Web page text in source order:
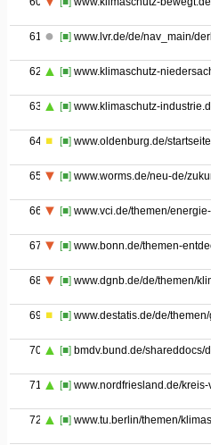
61 [■] www.lvr.de/de/nav_main/
62 [■] www.klimaschutz-
63 [■] www.klimaschutz-
64 [■] www.oldenburg.de/
65 [■] www.worms.de/neu-de/
66 [■] www.vci.de/themen/
67 [■] www.bonn.de/themen-
68 [■] www.dgnb.de/de/themen/
69 [■] www.destatis.de/de/
70 [■] bmdv.bund.de/shareddocs/
71 [■] www.nordfriesland.de/
72 [■] www.tu.berlin/themen/